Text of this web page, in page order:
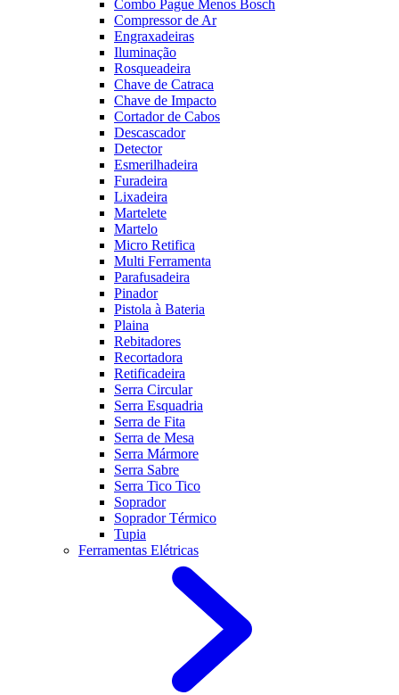
Combo Pague Menos Bosch
Compressor de Ar
Engraxadeiras
Iluminação
Rosqueadeira
Chave de Catraca
Chave de Impacto
Cortador de Cabos
Descascador
Detector
Esmerilhadeira
Furadeira
Lixadeira
Martelete
Martelo
Micro Retifica
Multi Ferramenta
Parafusadeira
Pinador
Pistola à Bateria
Plaina
Rebitadores
Recortadora
Retificadeira
Serra Circular
Serra Esquadria
Serra de Fita
Serra de Mesa
Serra Mármore
Serra Sabre
Serra Tico Tico
Soprador
Soprador Térmico
Tupia
Ferramentas Elétricas